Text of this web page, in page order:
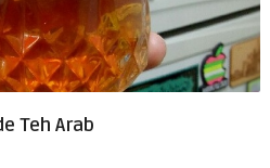
Teh Arab